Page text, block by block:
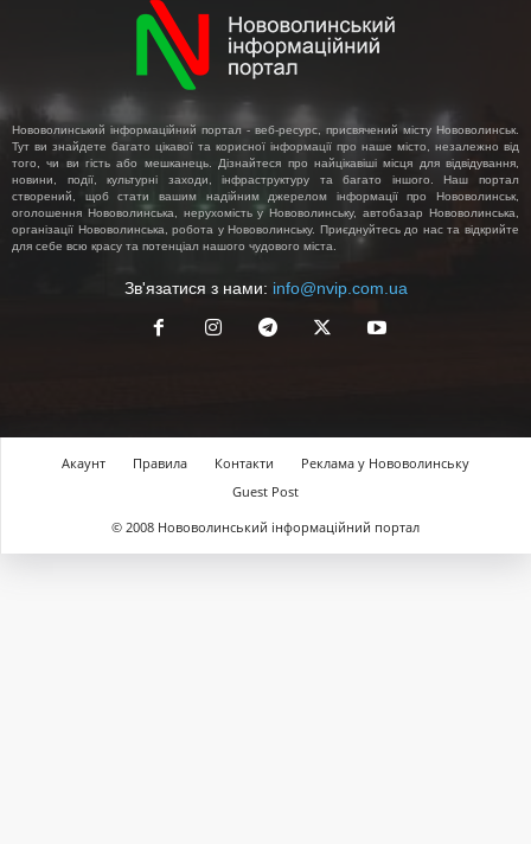
Нововолинський інформаційний портал - веб-ресурс, присвячений місту Нововолинськ.
Тут ви знайдете багато цікавої та корисної інформації про наше місто, незалежно від
того, чи ви гість або мешканець. Дізнайтеся про найцікавіші місця для відвідування,
новини, події, культурні заходи, інфраструктуру та багато іншого. Наш портал
створений, щоб стати вашим надійним джерелом інформації про Нововолинськ,
оголошення Нововолинська, нерухомість у Нововолинську, автобазар Нововолинська,
організації Нововолинська, робота у Нововолинську. Приєднуйтесь до нас та відкрийте
для себе всю красу та потенціал нашого чудового міста.
Зв'язатися з нами: info@nvip.com.ua
Акаунт Правила Контакти
Реклама у Нововолинську
Guest Post
© 2008 Нововолинський інформаційний портал